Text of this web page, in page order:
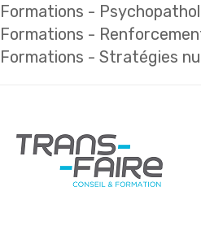
Formations -
Formations -
Formations - Stratégies